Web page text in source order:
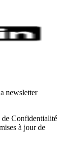
newsletter
de Confidentialité
à jour de